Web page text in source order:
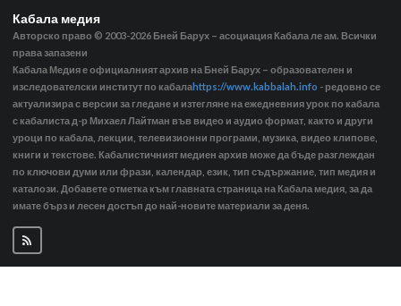
Кабала медия
Авторско право © 2003-2026 Бней Барух – асоциация Кабала ле ам. Всички
права запазени
Кабала Медия е официалният архив на Бней Барух – образователен и
изследователски институт по кабалаhttps://www.kabbalah.info - редовно се
актуализира с версии за гледане и изтегляне на ежедневния урок по кабала
с кабалиста д-р Михаел Лайтман във видео и аудио формат, както и други
уроци по кабала, лекции, телевизионни програми, музика, видео клипове,
книги и текстове. Кабалистичният медиен архив може да бъде разглеждан
по ключови думи или фрази, календар, език, тип съдържание, тип медия и
каталози. Добавете отметка към главната страница на Кабала медия, за да
имате бърз и лесен достъп до най-новите материали за деня.